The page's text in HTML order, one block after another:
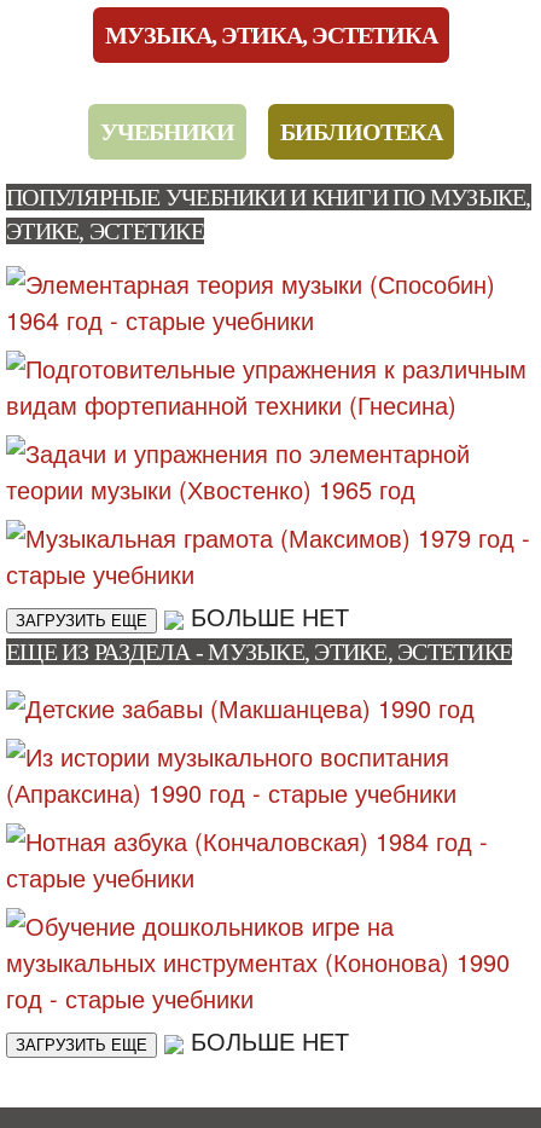
МУЗЫКА, ЭТИКА, ЭСТЕТИКА
УЧЕБНИКИ БИБЛИОТЕКА
ПОПУЛЯРНЫЕ УЧЕБНИКИ И КНИГИ ПО МУЗЫКЕ,
ЭТИКЕ, ЭСТЕТИКЕ
ЗАГРУЗИТЬ ЕЩЕ БОЛЬШЕ НЕТ
ЕЩЕ ИЗ РАЗДЕЛА - МУЗЫКЕ, ЭТИКЕ, ЭСТЕТИКЕ
ЗАГРУЗИТЬ ЕЩЕ БОЛЬШЕ НЕТ